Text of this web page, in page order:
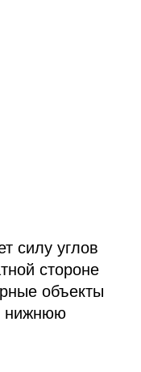
силу углов
стороне
объекты
нижнюю